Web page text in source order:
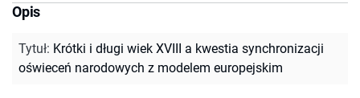
Opis
Tytuł: Krótki i długi wiek XVIII a kwestia synchronizacji
oświeceń narodowych z modelem europejskim